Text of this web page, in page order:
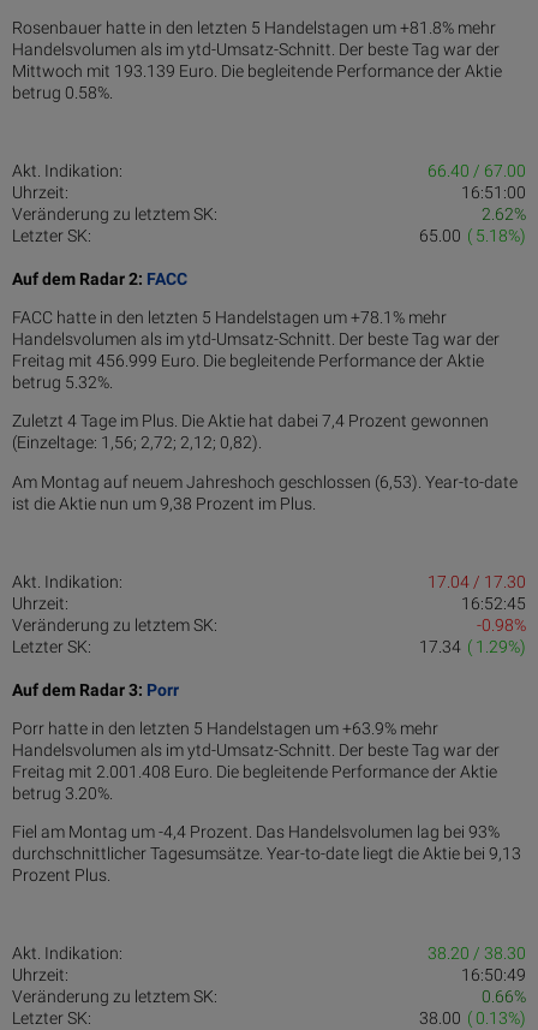
Rosenbauer hatte in den letzten 5 Handelstagen um +81.8% mehr
Handelsvolumen als im ytd-Umsatz-Schnitt. Der beste Tag war der
Mittwoch mit 193.139 Euro. Die begleitende Performance der Aktie
betrug 0.58%.
Akt. Indikation:
66.40 / 67.00
Uhrzeit:
16:51:00
Veränderung zu letztem SK:
2.62%
Letzter SK:
( 5.18%)
65.00
Auf dem Radar 2: FACC
FACC hatte in den letzten 5 Handelstagen um +78.1% mehr
Handelsvolumen als im ytd-Umsatz-Schnitt. Der beste Tag war der
Freitag mit 456.999 Euro. Die begleitende Performance der Aktie
betrug 5.32%.
Zuletzt 4 Tage im Plus. Die Aktie hat dabei 7,4 Prozent gewonnen
(Einzeltage: 1,56; 2,72; 2,12; 0,82).
Am Montag auf neuem Jahreshoch geschlossen (6,53). Year-to-date
ist die Aktie nun um 9,38 Prozent im Plus.
Akt. Indikation:
17.04 / 17.30
Uhrzeit:
16:52:45
Veränderung zu letztem SK:
-0.98%
Letzter SK:
( 1.29%)
17.34
Auf dem Radar 3: Porr
Porr hatte in den letzten 5 Handelstagen um +63.9% mehr
Handelsvolumen als im ytd-Umsatz-Schnitt. Der beste Tag war der
Freitag mit 2.001.408 Euro. Die begleitende Performance der Aktie
betrug 3.20%.
Fiel am Montag um -4,4 Prozent. Das Handelsvolumen lag bei 93%
durchschnittlicher Tagesumsätze. Year-to-date liegt die Aktie bei 9,13
Prozent Plus.
Akt. Indikation:
38.20 / 38.30
Uhrzeit:
16:50:49
Veränderung zu letztem SK:
0.66%
Letzter SK:
( 0.13%)
38.00